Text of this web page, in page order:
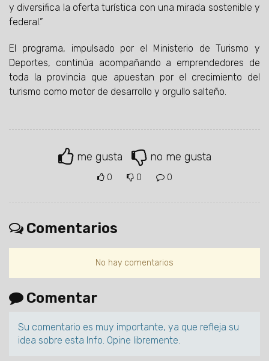
y diversifica la oferta turística con una mirada sostenible y
federal.”
El programa, impulsado por el Ministerio de Turismo y
Deportes, continúa acompañando a emprendedores de
toda la provincia que apuestan por el crecimiento del
turismo como motor de desarrollo y orgullo salteño.
me gusta no me gusta
0 0 0
Comentarios
No hay comentarios
Comentar
Su comentario es muy importante, ya que refleja su
idea sobre esta Info. Opine libremente.